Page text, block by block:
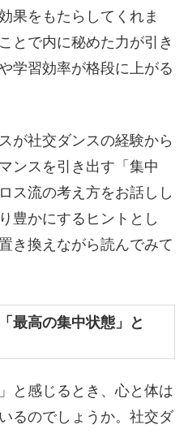
果をもたらしてくれま
とで内に秘めた力が引き
学習効率が格段に上がる
が社交ダンスの経験から
ンスを引き出す「集中
ス流の考え方をお話しし
豊かにするヒントとし
き換えながら読んでみて
最高の集中状態」と
と感じるとき、心と体は
るのでしょうか。社交ダ